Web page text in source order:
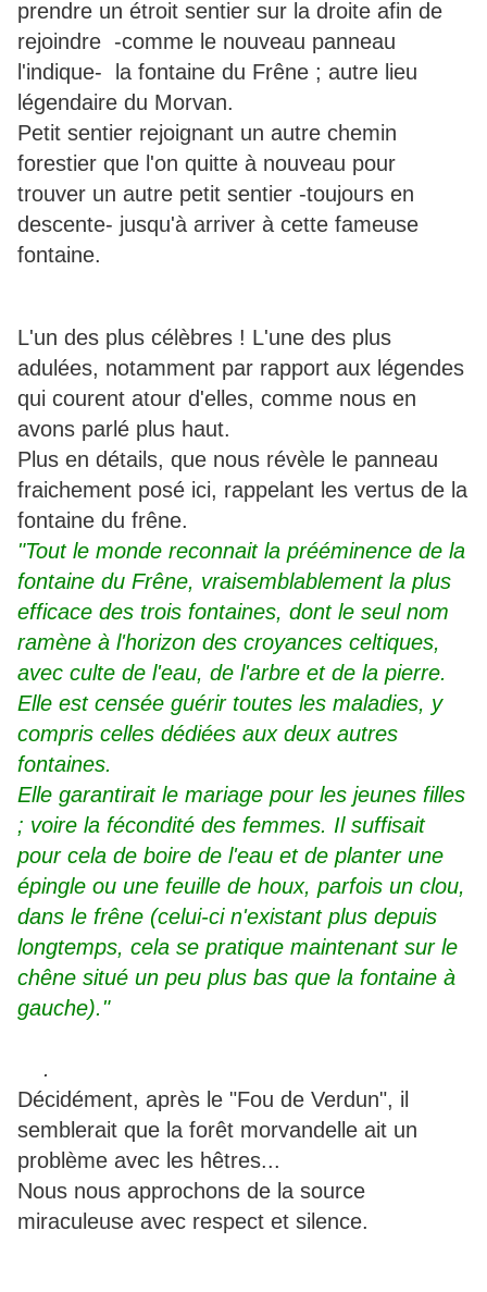
prendre un étroit sentier sur la droite afin de
rejoindre -comme le nouveau panneau
l'indique- la fontaine du Frêne ; autre lieu
légendaire du Morvan.
Petit sentier rejoignant un autre chemin
forestier que l'on quitte à nouveau pour
trouver un autre petit sentier -toujours en
descente- jusqu'à arriver à cette fameuse
fontaine.
L'un des plus célèbres ! L'une des plus
adulées, notamment par rapport aux légendes
qui courent atour d'elles, comme nous en
avons parlé plus haut.
Plus en détails, que nous révèle le panneau
fraichement posé ici, rappelant les vertus de la
fontaine du frêne.
"Tout le monde reconnait la prééminence de la
fontaine du Frêne, vraisemblablement la plus
efficace des trois fontaines, dont le seul nom
ramène à l'horizon des croyances celtiques,
avec culte de l'eau, de l'arbre et de la pierre.
Elle est censée guérir toutes les maladies, y
compris celles dédiées aux deux autres
fontaines.
Elle garantirait le mariage pour les jeunes filles
; voire la fécondité des femmes. Il suffisait
pour cela de boire de l'eau et de planter une
épingle ou une feuille de houx, parfois un clou,
dans le frêne (celui-ci n'existant plus depuis
longtemps, cela se pratique maintenant sur le
chêne situé un peu plus bas que la fontaine à
gauche)."
.
Décidément, après le "Fou de Verdun", il
semblerait que la forêt morvandelle ait un
problème avec les hêtres...
Nous nous approchons de la source
miraculeuse avec respect et silence.